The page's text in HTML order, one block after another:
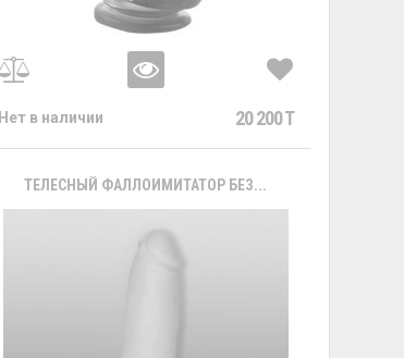
Нет в наличии 20 200 T
ТЕЛЕСНЫЙ ФАЛЛОИМИТАТОР БЕЗ...